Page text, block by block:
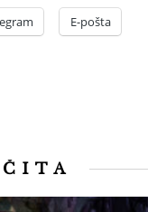
E-pošta
ČITA